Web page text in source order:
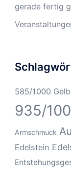
gerade fertig
585/1000
935/
Armschmuck
Edelstein